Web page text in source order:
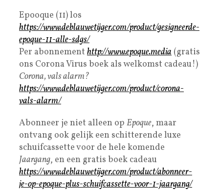
Epooque (11) los
https://www.deblauwetijger.com/product/gesigneerde-
epoque-11-alle-sdgs/
Per abonnement http://www.epoque.media (gratis
ons Corona Virus boek als welkomst cadeau!)
Corona, vals alarm?
https://www.deblauwetijger.com/product/corona-
vals-alarm/
Abonneer je niet alleen op Epoque, maar
ontvang ook gelijk een schitterende luxe
schuifcassette voor de hele komende
Jaargang, en een gratis boek cadeau
https://www.deblauwetijger.com/product/abonneer-
je-op-epoque-plus-schuifcassette-voor-1-jaargang/